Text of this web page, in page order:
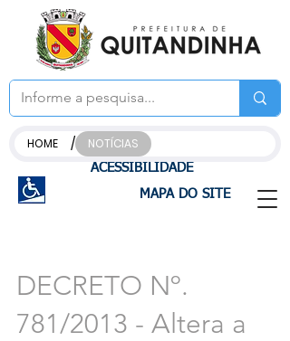
ACESSIBILIDADE
MAPA DO SITE
HOME / NOTÍCIAS
DECRETO Nº.
781/2013 - Altera a